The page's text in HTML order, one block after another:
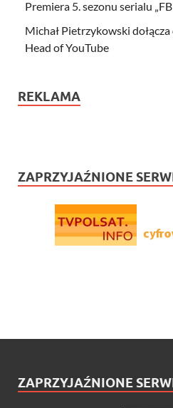
Premiera 5. sezonu serialu
Michał Pietrzykowski
Head of YouTube
REKLAMA
ZAPRZYJAŹNIONE
ZAPRZYJAŹNIONE